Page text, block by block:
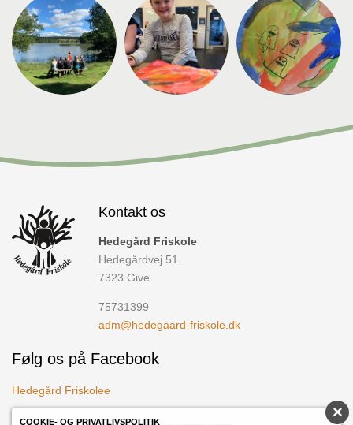
Kontakt os
Hedegård Friskole
Hedegårdvej 51
7323 Give
75731399
adm@hedegaard-friskole.dk
Følg os på Facebook
Hedegård Friskolee
×
COOKIE- OG PRIVATLIVSPOLITIK